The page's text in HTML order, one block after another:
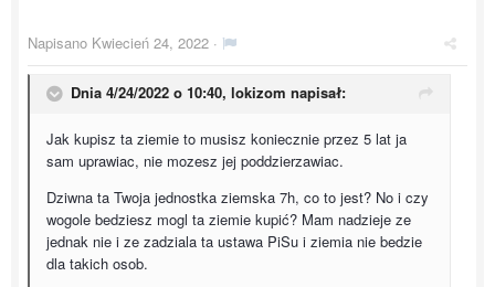
Napisano Kwiecień 24, 2022 ·
Dnia 4/24/2022 o 10:40, lokizom napisał:
Jak kupisz ta ziemie to musisz koniecznie przez 5 lat ja
sam uprawiac, nie mozesz jej poddzierzawiac.
Dziwna ta Twoja jednostka ziemska 7h, co to jest? No i czy
wogole bedziesz mogl ta ziemie kupić? Mam nadzieje ze
jednak nie i ze zadziala ta ustawa PiSu i ziemia nie bedzie
dla takich osob.